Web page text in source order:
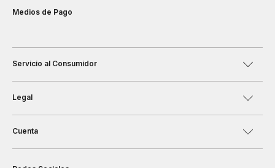
Medios de Pago
Servicio al Consumidor
Legal
Cuenta